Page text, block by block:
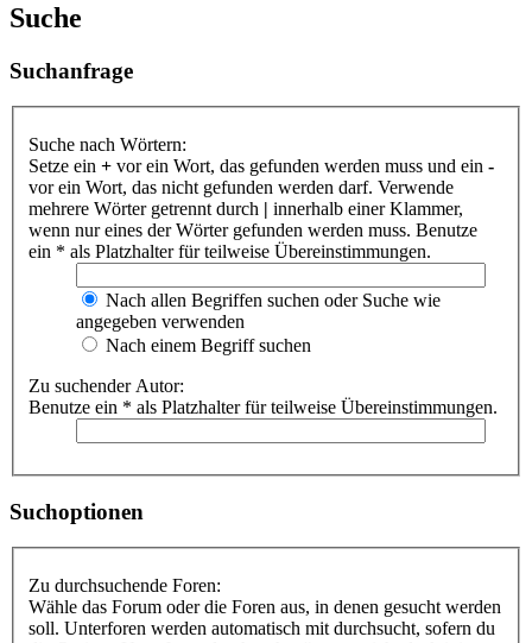
Suche
Suchanfrage
Suche nach Wörtern:
Setze ein + vor ein Wort, das gefunden werden muss und ein -
vor ein Wort, das nicht gefunden werden darf. Verwende
mehrere Wörter getrennt durch | innerhalb einer Klammer,
wenn nur eines der Wörter gefunden werden muss. Benutze
ein * als Platzhalter für teilweise Übereinstimmungen.
Nach allen Begriffen suchen oder Suche wie
angegeben verwenden
Nach einem Begriff suchen
Zu suchender Autor:
Benutze ein * als Platzhalter für teilweise Übereinstimmungen.
Suchoptionen
Zu durchsuchende Foren:
Wähle das Forum oder die Foren aus, in denen gesucht werden
soll. Unterforen werden automatisch mit durchsucht, sofern du